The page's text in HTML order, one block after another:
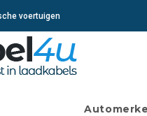
voertuigen